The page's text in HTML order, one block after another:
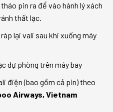
pin ra để vào hành lý xách
thất lạc.
lại vali sau khi xuống máy
dự phòng trên máy bay
điện (bao gồm cả pin) theo
Airways, Vietnam